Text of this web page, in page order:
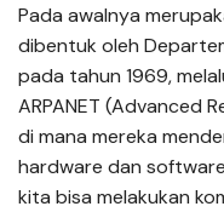
Pada awalnya
dibentuk oleh
pada tahun 1969,
ARPANET (Advanced
di mana mereka
hardware dan
kita bisa melakukan